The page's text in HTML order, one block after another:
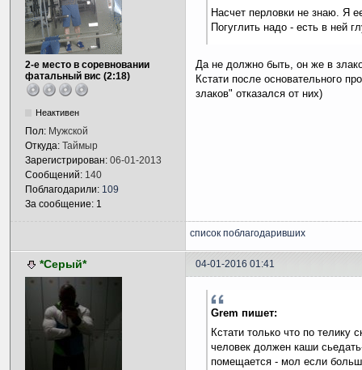
2-е место в соревновании
фатальный вис (2:18)
Неактивен
Пол: Мужской
Откуда: Таймыр
Зарегистрирован: 06-01-2013
Сообщений: 140
Поблагодарили: 109
За сообщение: 1
Насчет перловки не знаю. Я
Погуглить надо - есть в ней
Да не должно быть, он же в
Кстати после основательного
злаков" отказался от них)
список поблагодаривших
*Серый* 04-01-2016 01:41
Grem пишет:
Кстати только что по телику
человек должен каши
помещается - мол если